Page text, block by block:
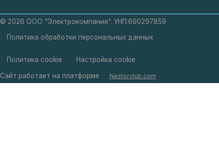
© 2026 ООО "Электрокомпания". УНП:690297859
Политика обработки персональных данных
Политика cookie Настройка cookie
Сайт работает на платформе Nestorclub.com